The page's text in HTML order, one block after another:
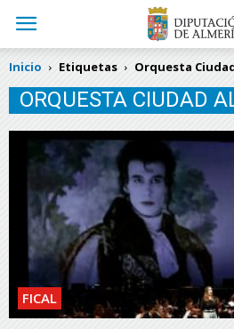
Inicio Etiquetas Orquesta
ORQUESTA CIUDAD
FICAL